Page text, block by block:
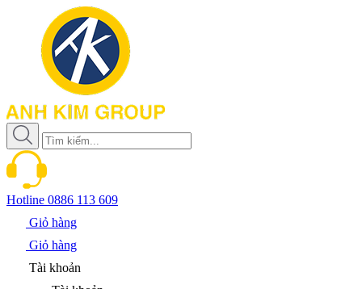
Hotline 0886 113 609
Giỏ hàng
Giỏ hàng
Tài khoản